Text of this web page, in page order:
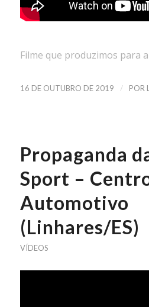
Filme que produzimos para
16 DE OUTUBRO DE 2019 / POR
Propaganda
Sport –
Automotivo
(Linhares/ES)
VÍDEOS